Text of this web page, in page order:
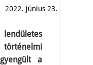
2022. június 23.
a